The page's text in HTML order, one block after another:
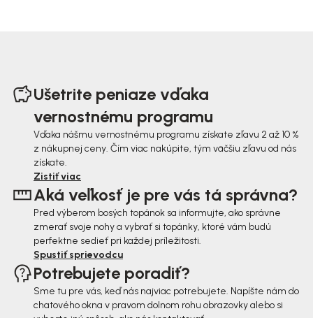
Ušetrite peniaze vďaka
vernostnému programu
Vďaka nášmu vernostnému programu získate zľavu 2 až 10 %
z nákupnej ceny. Čím viac nakúpite, tým väčšiu zľavu od nás
získate.
Zistiť viac
Aká veľkosť je pre vás tá správna?
Pred výberom bosých topánok sa informujte, ako správne
zmerať svoje nohy a vybrať si topánky, ktoré vám budú
perfektne sedieť pri každej príležitosti.
Spustiť sprievodcu
Potrebujete poradiť?
Sme tu pre vás, keď nás najviac potrebujete. Napíšte nám do
chatového okna v pravom dolnom rohu obrazovky alebo si